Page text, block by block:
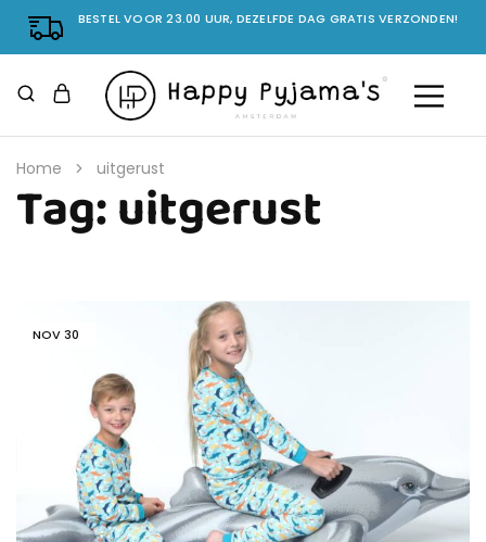
BESTEL VOOR 23.00 UUR, DEZELFDE DAG GRATIS VERZONDEN!
Home uitgerust
Tag:uitgerust
NOV30